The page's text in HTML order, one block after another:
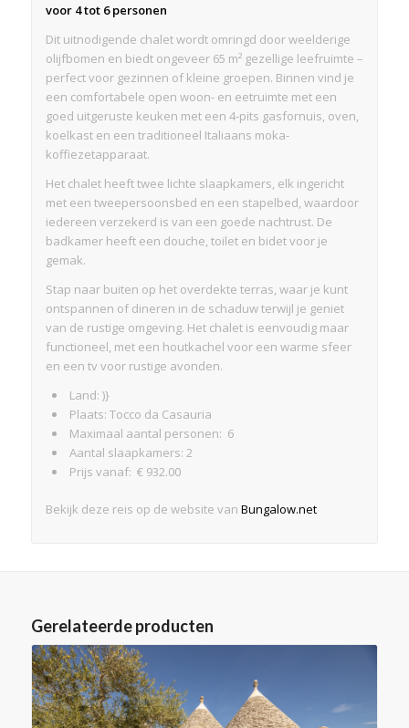
voor 4 tot 6 personen
Dit uitnodigende chalet wordt omringd door weelderige
olijfbomen en biedt ongeveer 65 m² gezellige leefruimte –
perfect voor gezinnen of kleine groepen. Binnen vind je
een comfortabele open woon- en eetruimte met een
goed uitgeruste keuken met een 4-pits gasfornuis, oven,
koelkast en een traditioneel Italiaans moka-
koffiezetapparaat.
Het chalet heeft twee lichte slaapkamers, elk ingericht
met een tweepersoonsbed en een stapelbed, waardoor
iedereen verzekerd is van een goede nachtrust. De
badkamer heeft een douche, toilet en bidet voor je
gemak.
Stap naar buiten op het overdekte terras, waar je kunt
ontspannen of dineren in de schaduw terwijl je geniet
van de rustige omgeving. Het chalet is eenvoudig maar
functioneel, met een houtkachel voor een warme sfeer
en een tv voor rustige avonden.
Land: )}
Plaats: Tocco da Casauria
Maximaal aantal personen: 6
Aantal slaapkamers: 2
Prijs vanaf: € 932.00
Bekijk deze reis op de website van Bungalow.net
Gerelateerde producten